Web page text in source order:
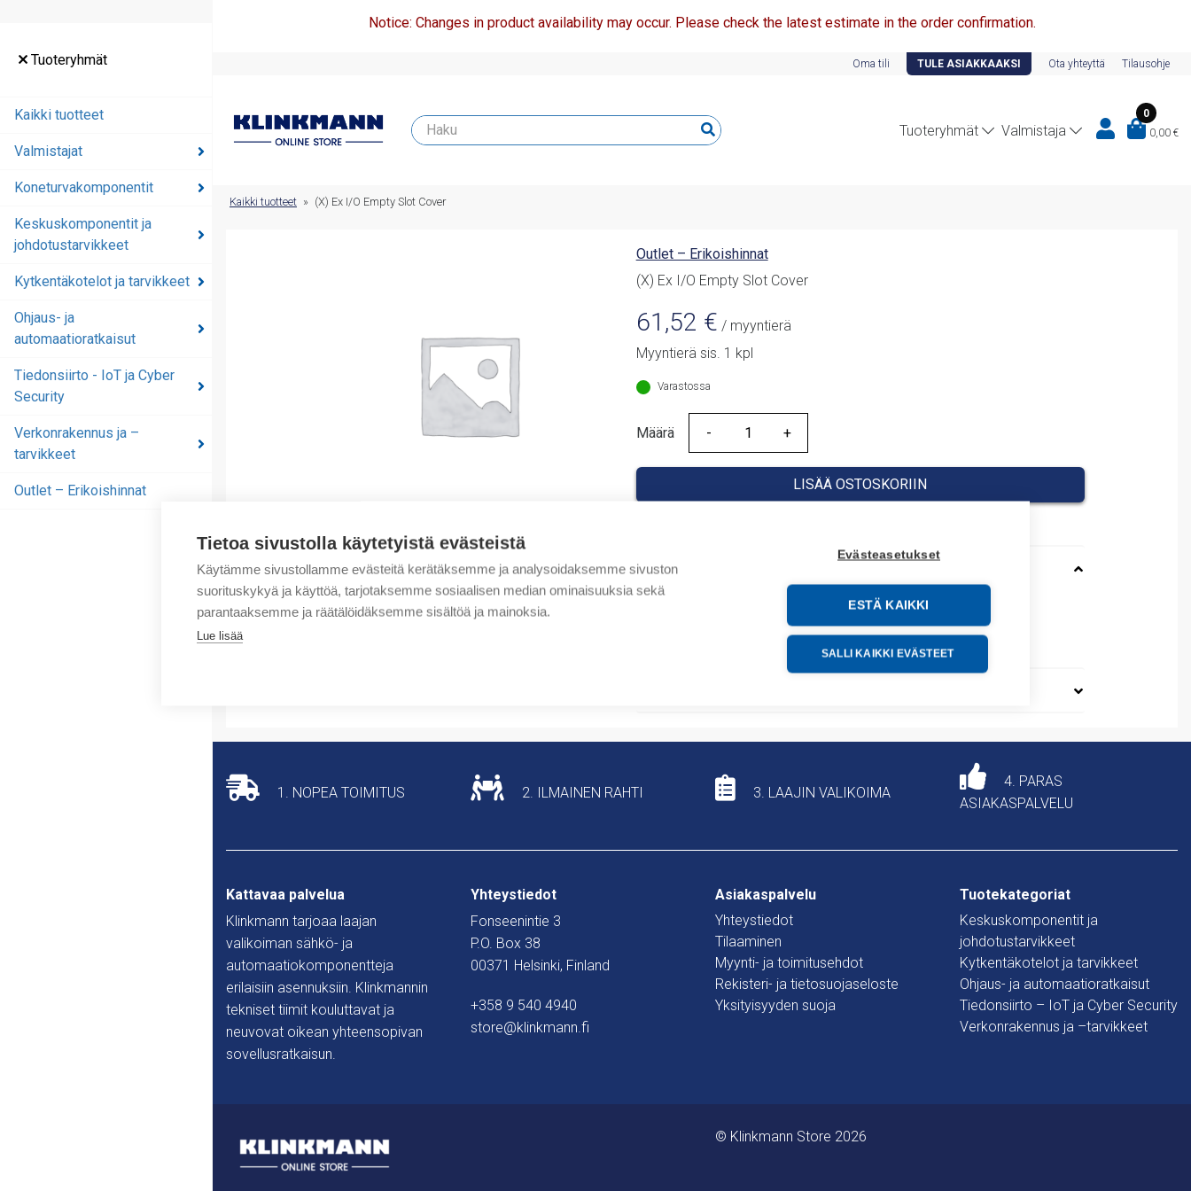
Tietoa sivustolla käytetyistä evästeistä
Käytämme sivustollamme evästeitä kerätäksemme ja analysoidaksemme sivuston
suorituskykyä ja käyttöä, tarjotaksemme sosiaalisen median ominaisuuksia sekä
parantaaksemme ja räätälöidäksemme sisältöä ja mainoksia.
Lue lisää
Evästeasetukset
ESTÄ KAIKKI
SALLI KAIKKI EVÄSTEET
Tuoteryhmät
Kaikki tuotteet
Valmistajat
Koneturvakomponentit
Keskuskomponentit ja
johdotustarvikkeet
Kytkentäkotelot ja tarvikkeet
Ohjaus- ja
automaatioratkaisut
Tiedonsiirto - IoT ja Cyber
Security
Verkonrakennus ja –
tarvikkeet
Outlet – Erikoishinnat
Notice: Changes in product availability may occur. Please check the latest estimate in the order confirmation.
Oma tili TULE ASIAKKAAKSI Ota yhteyttä Tilausohje
Tuoteryhmät Valmistaja
0
0,00 €
Kaikki tuotteet
Valmistajat
Kaikki tuotteet » (X) Ex I/O Empty Slot Cover
Outlet – Erikoishinnat
(X) Ex I/O Empty Slot Cover
61,52 € / myyntierä
Myyntierä sis. 1 kpl
Varastossa
Määrä
Määrä
LISÄÄ OSTOSKORIIN
Tuotekoodit
Tuotteen tullikoodi: 85371098
1. NOPEA TOIMITUS 2. ILMAINEN RAHTI 3. LAAJIN VALIKOIMA
4. PARAS
ASIAKASPALVELU
Kattavaa palvelua
Klinkmann tarjoaa laajan
valikoiman sähkö- ja
automaatiokomponentteja
erilaisiin asennuksiin. Klinkmannin
tekniset tiimit kouluttavat ja
neuvovat oikean yhteensopivan
sovellusratkaisun.
Yhteystiedot
Fonseenintie 3
P.O. Box 38
00371 Helsinki, Finland
+358 9 540 4940
store@klinkmann.fi
Asiakaspalvelu
Yhteystiedot
Tilaaminen
Myynti- ja toimitusehdot
Rekisteri- ja tietosuojaseloste
Yksityisyyden suoja
Tuotekategoriat
Keskuskomponentit ja
johdotustarvikkeet
Kytkentäkotelot ja tarvikkeet
Ohjaus- ja automaatioratkaisut
Tiedonsiirto – IoT ja Cyber Security
Verkonrakennus ja –tarvikkeet
© Klinkmann Store 2026